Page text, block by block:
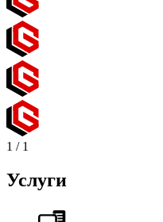
1 / 1
Услуги